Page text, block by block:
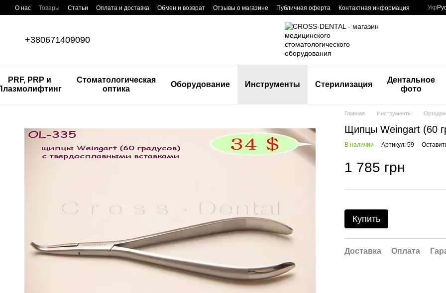
Перейти к основному контенту
О нас Товары Статьи Оплата и доставка Обмен и возврат Отзывы о магазине Публичная оферта Контактная информация Укр
+380671409090
PRF, PRP и
Стоматологическая
оптика
Оборудование Инструменты Стерилизация
Дентальное
фото
Главная Инструменты
Щипцы Weingart (60
В наличии Артикул: 59
1 785 грн
Купить
Доставка Оплата